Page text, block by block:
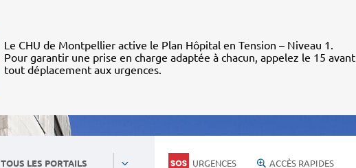
Le CHU de Montpellier active le Plan Hôpital en Tension – Niveau 1.
Pour garantir une prise en charge adaptée à chacun, appelez le 15 avant
tout déplacement aux urgences.
TOUS LES PORTAILS URGENCES ACCÈS RAPIDES